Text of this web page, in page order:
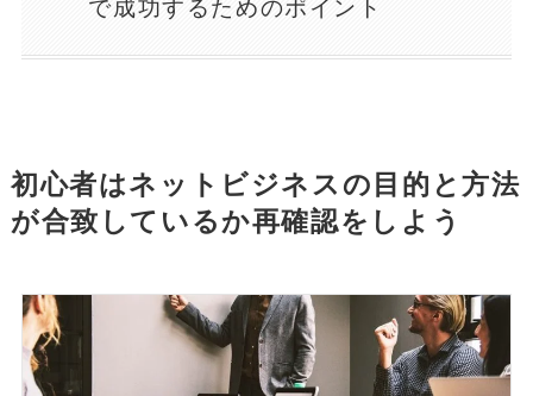
で成功するためのポイント
初心者はネットビジネスの目的と方法
が合致しているか再確認をしよう